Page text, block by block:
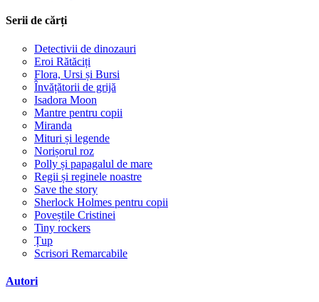
Serii de cărți
Detectivii de dinozauri
Eroi Rătăciți
Flora, Ursi și Bursi
Învățătorii de grijă
Isadora Moon
Mantre pentru copii
Miranda
Mituri și legende
Norișorul roz
Polly și papagalul de mare
Regii și reginele noastre
Save the story
Sherlock Holmes pentru copii
Poveștile Cristinei
Tiny rockers
Țup
Scrisori Remarcabile
Autori